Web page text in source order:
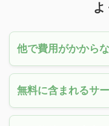
よ
他で費用がかから
無料に含まれるサ